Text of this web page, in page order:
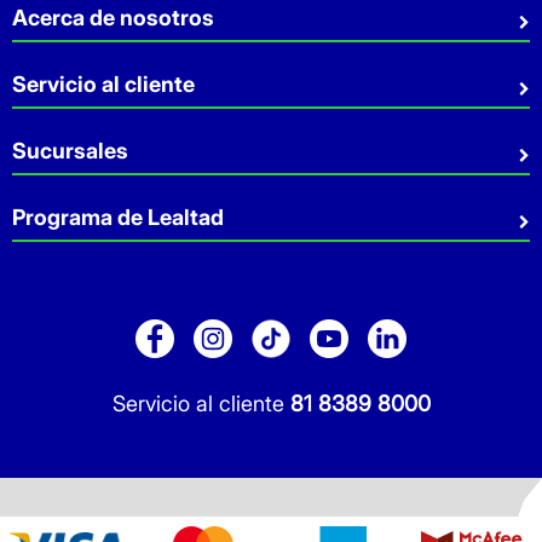
Servicio al cliente 81 8389 8000
Acerca de nosotros
Quiénes somos
Sostenibilidad
Aviso de privacidad
Servicio al cliente
Preguntas Frecuentes
Contacto
Facturación
Sucursales
Sucursales
Servicio a Domicilio
Pago de Servicios
Programa de Lealtad
Folleto Promocional
Sitio Dermocosmética